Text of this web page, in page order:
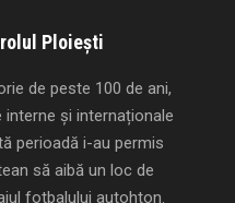
Ploiești
de peste 100 de ani,
și internaționale
perioadă i-au permis
să aibă un loc de
fotbalului autohton.